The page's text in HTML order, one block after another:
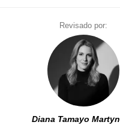
Revisado por:
Diana Tamayo